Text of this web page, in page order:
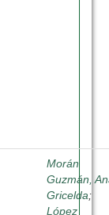
Morán
Guzmán,
Gricelda;
López